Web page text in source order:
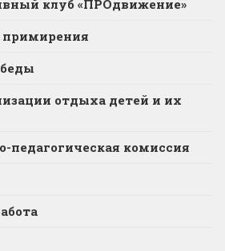
клуб «ПРОдвижение»
отдыха детей и их
педагогическая комиссия